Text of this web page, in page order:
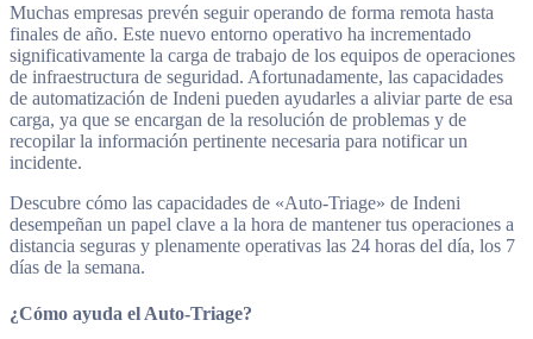
Muchas empresas prevén seguir operando de forma remota hasta
finales de año. Este nuevo entorno operativo ha incrementado
significativamente la carga de trabajo de los equipos de operaciones
de infraestructura de seguridad. Afortunadamente, las capacidades
de automatización de Indeni pueden ayudarles a aliviar parte de esa
carga, ya que se encargan de la resolución de problemas y de
recopilar la información pertinente necesaria para notificar un
incidente.
Descubre cómo las capacidades de «Auto-Triage» de Indeni
desempeñan un papel clave a la hora de mantener tus operaciones a
distancia seguras y plenamente operativas las 24 horas del día, los 7
días de la semana.
¿Cómo ayuda el Auto-Triage?